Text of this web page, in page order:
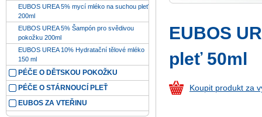
EUBOS
pleť 50ml
Koupit produkt za
EUBOS UREA 5% mycí mléko na suchou pleť
200ml
EUBOS UREA 5% Šampón pro svědivou
pokožku 200ml
EUBOS UREA 10% Hydratační tělové mléko
150 ml
PÉČE O DĚTSKOU POKOŽKU
PÉČE O STÁRNOUCÍ PLEŤ
EUBOS ZA VTEŘINU